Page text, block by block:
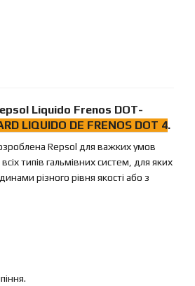
Liquido Frenos DOT-
LIQUIDO DE FRENOS DOT 4.
Repsol для важких умов
типів гальмівних систем, для яких
різного рівня якості або з